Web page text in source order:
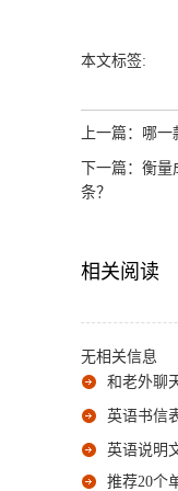
本文标签:
上一篇： 哪一
下一篇： 衡量
条？
相关阅读
无相关信息
和老外聊
英语书信
英语说明
推荐20个